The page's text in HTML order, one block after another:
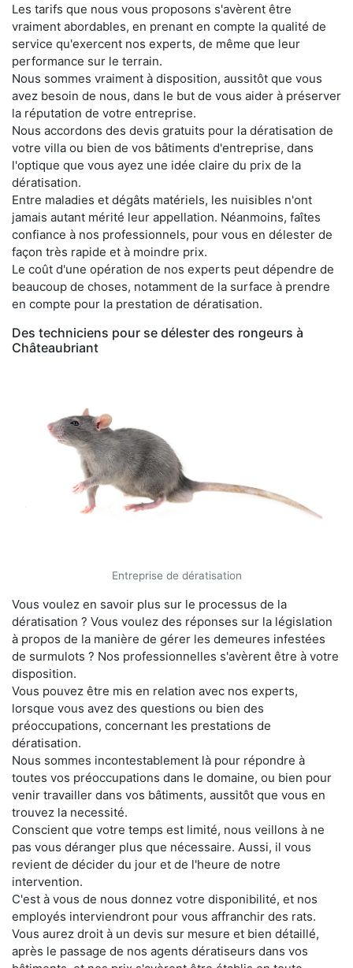
Les tarifs que nous vous proposons s'avèrent être
vraiment abordables, en prenant en compte la qualité de
service qu'exercent nos experts, de même que leur
performance sur le terrain.
Nous sommes vraiment à disposition, aussitôt que vous
avez besoin de nous, dans le but de vous aider à préserver
la réputation de votre entreprise.
Nous accordons des devis gratuits pour la dératisation de
votre villa ou bien de vos bâtiments d'entreprise, dans
l'optique que vous ayez une idée claire du prix de la
dératisation.
Entre maladies et dégâts matériels, les nuisibles n'ont
jamais autant mérité leur appellation. Néanmoins, faîtes
confiance à nos professionnels, pour vous en délester de
façon très rapide et à moindre prix.
Le coût d'une opération de nos experts peut dépendre de
beaucoup de choses, notamment de la surface à prendre
en compte pour la prestation de dératisation.
Des techniciens pour se délester des rongeurs à
Châteaubriant
Entreprise de dératisation
Vous voulez en savoir plus sur le processus de la
dératisation ? Vous voulez des réponses sur la législation
à propos de la manière de gérer les demeures infestées
de surmulots ? Nos professionnelles s'avèrent être à votre
disposition.
Vous pouvez être mis en relation avec nos experts,
lorsque vous avez des questions ou bien des
préoccupations, concernant les prestations de
dératisation.
Nous sommes incontestablement là pour répondre à
toutes vos préoccupations dans le domaine, ou bien pour
venir travailler dans vos bâtiments, aussitôt que vous en
trouvez la necessité.
Conscient que votre temps est limité, nous veillons à ne
pas vous déranger plus que nécessaire. Aussi, il vous
revient de décider du jour et de l'heure de notre
intervention.
C'est à vous de nous donnez votre disponibilité, et nos
employés interviendront pour vous affranchir des rats.
Vous aurez droit à un devis sur mesure et bien détaillé,
après le passage de nos agents dératiseurs dans vos